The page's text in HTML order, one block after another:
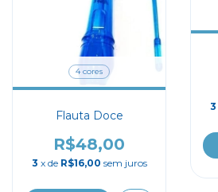
4 cores
Flauta Doce
R$48,00
3 x de R$16,00 sem juros
3